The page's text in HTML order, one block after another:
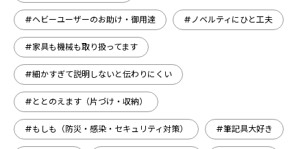
#ヘビーユーザーのお助け・御用達 #ノベルティにひと工夫
#家具も機械も取り扱ってます
#細かすぎて説明しないと伝わりにくい
#ととのえます（片づけ・収納）
#もしも（防災・感染・セキュリティ対策） #筆記具大好き